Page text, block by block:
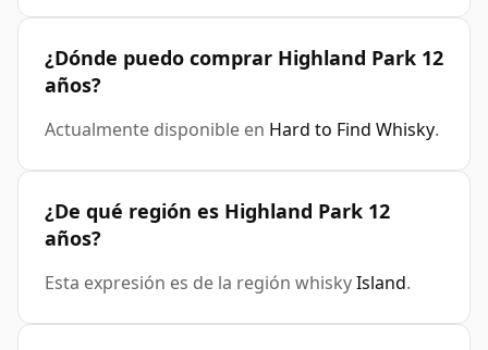
¿Dónde puedo comprar Highland Park 12
años?
Actualmente disponible en Hard to Find Whisky.
¿De qué región es Highland Park 12
años?
Esta expresión es de la región whiskyIsland.